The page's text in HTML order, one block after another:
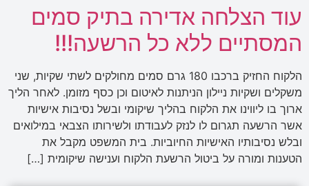
עוד הצלחה אדירה בתיק סמים
המסתיים ללא כל הרשעה!!!
הלקוח החזיק ברכבו 180 גרם סמים מחולקים לשתי שקיות, שני
משקלים ושקיות ניילון הניתנות לאיטום וכן כסף מזומן. לאחר הליך
ארוך בו ליווינו את הלקוח בהליך שיקומי ובשל נסיבות אישיות
אשר הרשעה תגרום לו לנזק לעבודתו ולשירותו הצבאי במילואים
ובלש נסיבותיו האישיות החיוביות. בית המשפט מקבל את
הטענות ומורה על ביטול הרשעת הלקוח וענישה שיקומית […]